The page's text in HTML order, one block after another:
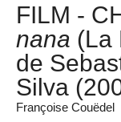
FILM -
nana (La
de
Silva
Françoise Couëdel